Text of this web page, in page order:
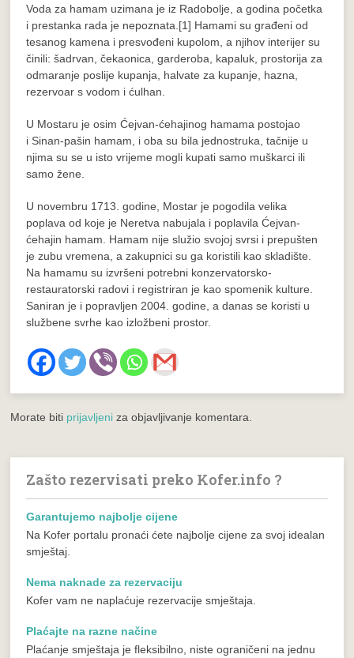
Voda za hamam uzimana je iz Radobolje, a godina početka
i prestanka rada je nepoznata.[1] Hamami su građeni od
tesanog kamena i presvođeni kupolom, a njihov interijer su
činili: šadrvan, čekaonica, garderoba, kapaluk, prostorija za
odmaranje poslije kupanja, halvate za kupanje, hazna,
rezervoar s vodom i ćulhan.
U Mostaru je osim Ćejvan-ćehajinog hamama postojao
i Sinan-pašin hamam, i oba su bila jednostruka, tačnije u
njima su se u isto vrijeme mogli kupati samo muškarci ili
samo žene.
U novembru 1713. godine, Mostar je pogodila velika
poplava od koje je Neretva nabujala i poplavila Ćejvan-
ćehajin hamam. Hamam nije služio svojoj svrsi i prepušten
je zubu vremena, a zakupnici su ga koristili kao skladište.
Na hamamu su izvršeni potrebni konzervatorsko-
restauratorski radovi i registriran je kao spomenik kulture.
Saniran je i popravljen 2004. godine, a danas se koristi u
službene svrhe kao izložbeni prostor.
Morate biti prijavljeni za objavljivanje komentara.
Zašto rezervisati preko Kofer.info ?
Garantujemo najbolje cijene
Na Kofer portalu pronaći ćete najbolje cijene za svoj idealan
smještaj.
Nema naknade za rezervaciju
Kofer vam ne naplaćuje rezervacije smještaja.
Plaćajte na razne načine
Plaćanje smještaja je fleksibilno, niste ograničeni na jednu